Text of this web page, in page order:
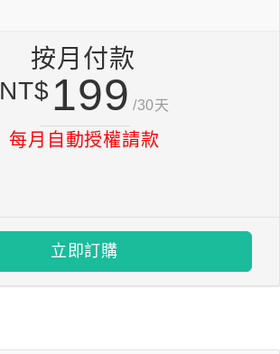
按月付款
NT$ 199 /30天
每月自動授權請款
立即訂購